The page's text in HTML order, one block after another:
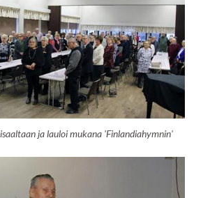
ja lauloi mukana 'Finlandiahymnin'